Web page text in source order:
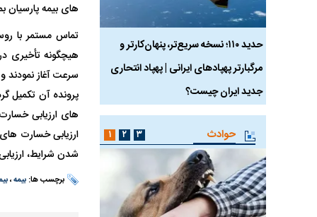
های بیمه
تماس مستمر با
هیچگونه تأخیری
سرعت آغاز نمودند
پرونده آن تکمیل
های ارزیابی
ارزیابی خسارت
شدن شرایط،
برچسب ها: بیمه،
حدید ۱۱۰؛ نسخه سریع‌تر، پنهان‌کارتر و
مرگبارتر پهپادهای ایرانی | پهپاد انتحاری
جدید ایران چیست؟
هواپیمای مرموز E-11A BACN چیست؟
حوادث ۱ ۲ ۳